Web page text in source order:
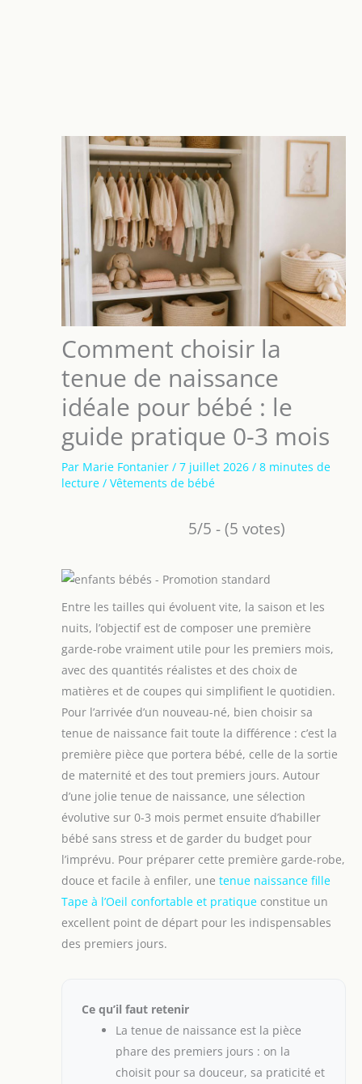
Comment choisir la
tenue de naissance
idéale pour bébé : le
guide pratique 0-3 mois
Par Marie Fontanier / 7 juillet 2026 / 8 minutes de
lecture / Vêtements de bébé
5/5 - (5 votes)
Entre les tailles qui évoluent vite, la saison et les
nuits, l’objectif est de composer une première
garde-robe vraiment utile pour les premiers mois,
avec des quantités réalistes et des choix de
matières et de coupes qui simplifient le quotidien.
Pour l’arrivée d’un nouveau-né, bien choisir sa
tenue de naissance fait toute la différence : c’est la
première pièce que portera bébé, celle de la sortie
de maternité et des tout premiers jours. Autour
d’une jolie tenue de naissance, une sélection
évolutive sur 0-3 mois permet ensuite d’habiller
bébé sans stress et de garder du budget pour
l’imprévu. Pour préparer cette première garde-robe,
douce et facile à enfiler, une tenue naissance fille
Tape à l’Oeil confortable et pratique constitue un
excellent point de départ pour les indispensables
des premiers jours.
Ce qu’il faut retenir
La tenue de naissance est la pièce
phare des premiers jours : on la
choisit pour sa douceur, sa praticité et